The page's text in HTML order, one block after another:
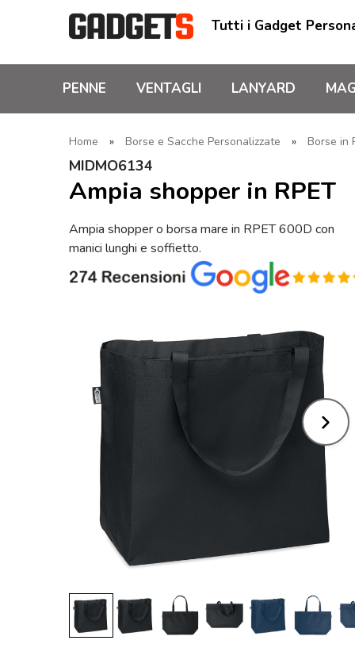
Tutti i Gadget
PENNE VENTAGLI LANYARD
Home » Borse e Sacche Personalizzate » Borse in
MIDMO6134
Ampia shopper in RPET
Ampia shopper o borsa mare in RPET 600D con
manici lunghi e soffietto.